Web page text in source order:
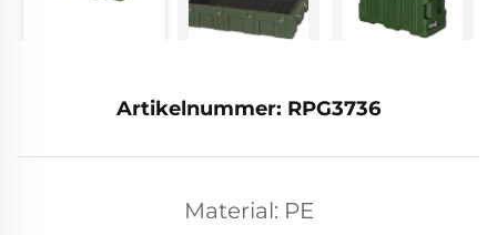
Artikelnummer: RPG3736
Material: PE